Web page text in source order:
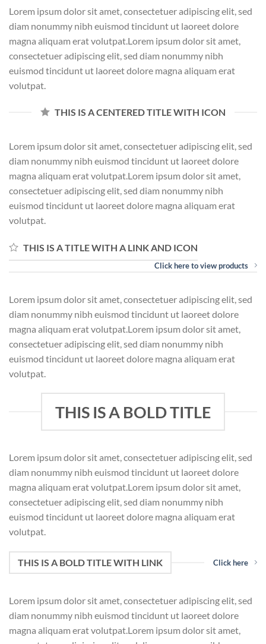
Lorem ipsum dolor sit amet, consectetuer adipiscing elit, sed
diam nonummy nibh euismod tincidunt ut laoreet dolore
magna aliquam erat volutpat.Lorem ipsum dolor sit amet,
consectetuer adipiscing elit, sed diam nonummy nibh
euismod tincidunt ut laoreet dolore magna aliquam erat
volutpat.
THIS IS A CENTERED TITLE WITH ICON
Lorem ipsum dolor sit amet, consectetuer adipiscing elit, sed
diam nonummy nibh euismod tincidunt ut laoreet dolore
magna aliquam erat volutpat.Lorem ipsum dolor sit amet,
consectetuer adipiscing elit, sed diam nonummy nibh
euismod tincidunt ut laoreet dolore magna aliquam erat
volutpat.
THIS IS A TITLE WITH A LINK AND ICON
Click here to view products
Lorem ipsum dolor sit amet, consectetuer adipiscing elit, sed
diam nonummy nibh euismod tincidunt ut laoreet dolore
magna aliquam erat volutpat.Lorem ipsum dolor sit amet,
consectetuer adipiscing elit, sed diam nonummy nibh
euismod tincidunt ut laoreet dolore magna aliquam erat
volutpat.
THIS IS A BOLD TITLE
Lorem ipsum dolor sit amet, consectetuer adipiscing elit, sed
diam nonummy nibh euismod tincidunt ut laoreet dolore
magna aliquam erat volutpat.Lorem ipsum dolor sit amet,
consectetuer adipiscing elit, sed diam nonummy nibh
euismod tincidunt ut laoreet dolore magna aliquam erat
volutpat.
THIS IS A BOLD TITLE WITH LINK Click here
Lorem ipsum dolor sit amet, consectetuer adipiscing elit, sed
diam nonummy nibh euismod tincidunt ut laoreet dolore
magna aliquam erat volutpat.Lorem ipsum dolor sit amet,